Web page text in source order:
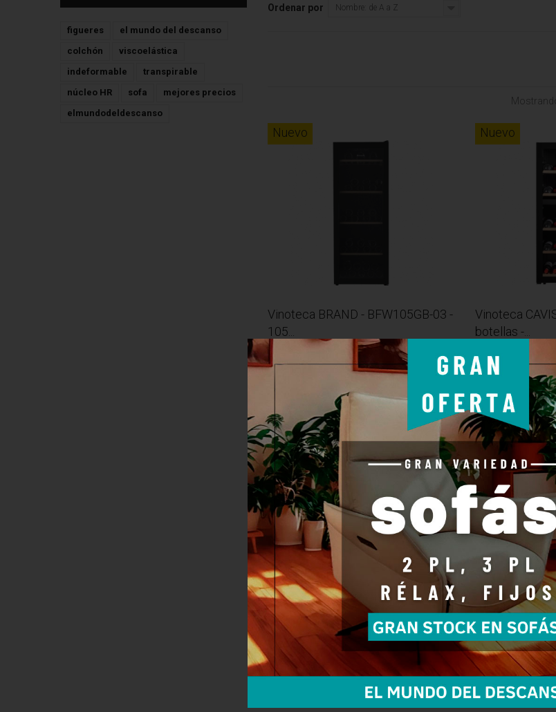
figueres
el mundo del descanso
colchón
viscoelástica
indeformable
transpirable
núcleo HR
sofa
mejores precios
elmundodeldescanso
Ordenar por Nombre: de A a Z
Nuevo
Vinoteca BRAND - BFW105GB-03 -
105...
Agregar para comparar
Nuevo
Vinoteca
botellas -...
MÁS
Agregar para
Nuevo
Vinoteca LIEBHERR - WKV-166 -
166 botellas...
MÁS